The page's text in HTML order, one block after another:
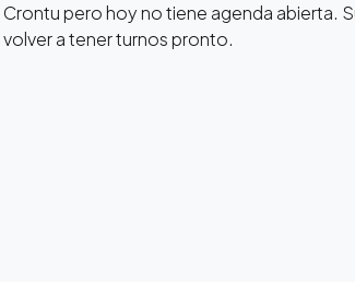
pero hoy no tiene agenda abierta.
a tener turnos pronto.